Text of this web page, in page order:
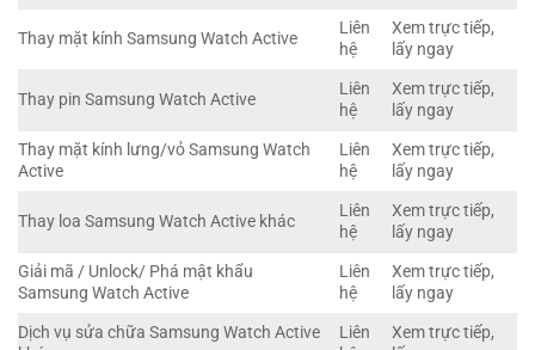
Thay mặt kính Samsung Watch Active
Liên
hệ
Xem trực tiếp,
lấy ngay
Thay pin Samsung Watch Active
Liên
hệ
Xem trực tiếp,
lấy ngay
Thay mặt kính lưng/vỏ Samsung Watch
Active
Liên
hệ
Xem trực tiếp,
lấy ngay
Thay loa Samsung Watch Active khác
Liên
hệ
Xem trực tiếp,
lấy ngay
Giải mã / Unlock/ Phá mật khẩu
Samsung Watch Active
Liên
hệ
Xem trực tiếp,
lấy ngay
Dịch vụ sửa chữa Samsung Watch Active
Liên
Xem trực tiếp,